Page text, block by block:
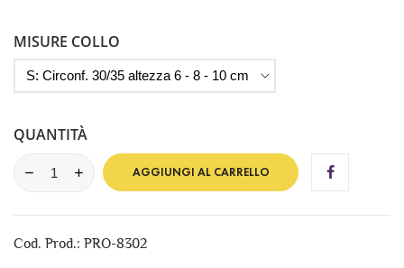
MISURE COLLO
QUANTITÀ
AGGIUNGI AL CARRELLO
Cod. Prod.: PRO-8302